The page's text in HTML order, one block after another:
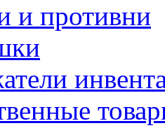
и противни